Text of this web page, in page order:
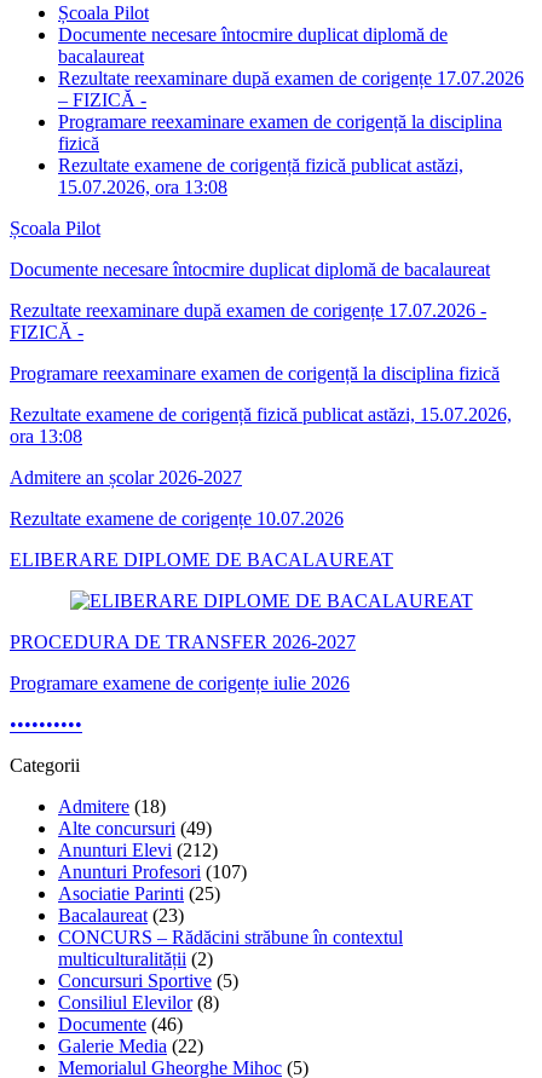
Școala Pilot
Documente necesare întocmire duplicat diplomă de
bacalaureat
Rezultate reexaminare după examen de corigențe 17.07.2026
– FIZICĂ -
Programare reexaminare examen de corigență la disciplina
fizică
Rezultate examene de corigență fizică publicat astăzi,
15.07.2026, ora 13:08
Școala Pilot
Documente necesare întocmire duplicat diplomă de bacalaureat
Rezultate reexaminare după examen de corigențe 17.07.2026 -
FIZICĂ -
Programare reexaminare examen de corigență la disciplina fizică
Rezultate examene de corigență fizică publicat astăzi, 15.07.2026,
ora 13:08
Admitere an școlar 2026-2027
Rezultate examene de corigențe 10.07.2026
ELIBERARE DIPLOME DE BACALAUREAT
PROCEDURA DE TRANSFER 2026-2027
Programare examene de corigențe iulie 2026
••••••••••
Categorii
Admitere (18)
Alte concursuri (49)
Anunturi Elevi (212)
Anunturi Profesori (107)
Asociatie Parinti (25)
Bacalaureat (23)
CONCURS – Rădăcini străbune în contextul
multiculturalității (2)
Concursuri Sportive (5)
Consiliul Elevilor(8)
Documente (46)
Galerie Media (22)
Memorialul Gheorghe Mihoc (5)